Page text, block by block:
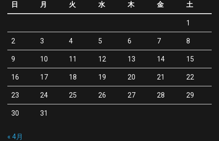
日 月 火 水 木 金 土
1
2 3 4 5 6 7 8
9 10 11 12 13 14 15
16 17 18 19 20 21 22
23 24 25 26 27 28 29
30 31
« 4月